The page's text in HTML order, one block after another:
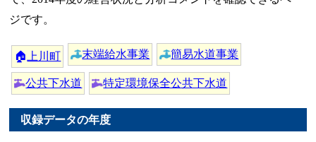
ジです。
🏠 上川町 末端給水事業 簡易水道事業
公共下水道 特定環境保全公共下水道
収録データの年度